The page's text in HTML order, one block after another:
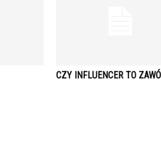
CZY INFLUENCER TO